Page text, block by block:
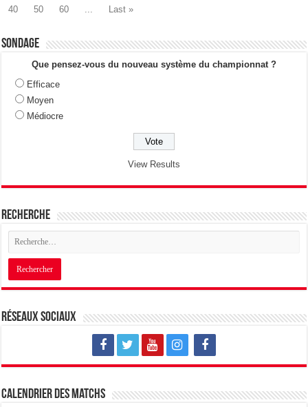
40
50 60 ... Last »
Sondage
Que pensez-vous du nouveau système du championnat ?
Efficace
Moyen
Médiocre
View Results
Recherche
Réseaux sociaux
Calendrier des matchs